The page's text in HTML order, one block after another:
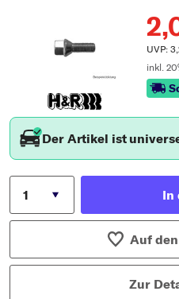
UVP:
inkl.
Der Artikel ist
In
Auf
Zur